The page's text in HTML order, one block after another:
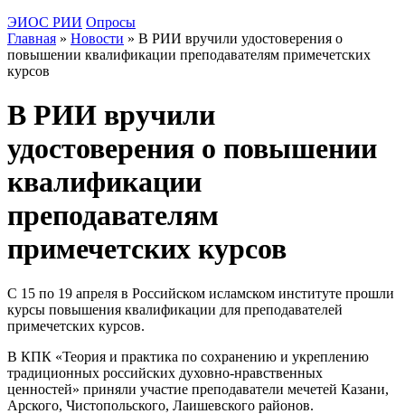
ЭИОС РИИ Опросы
Главная » Новости » В РИИ вручили удостоверения о
повышении квалификации преподавателям примечетских
курсов
В РИИ вручили
удостоверения о повышении
квалификации
преподавателям
примечетских курсов
С 15 по 19 апреля в Российском исламском институте прошли
курсы повышения квалификации для преподавателей
примечетских курсов.
В КПК «Теория и практика по сохранению и укреплению
традиционных российских духовно-нравственных
ценностей» приняли участие преподаватели мечетей Казани,
Арского, Чистопольского, Лаишевского районов.